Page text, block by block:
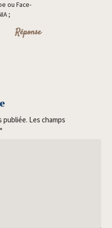
ou Face­
;
Réponse
publiée. Les champs
*